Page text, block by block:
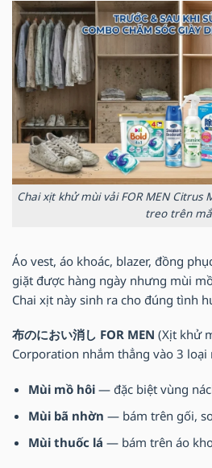
Chai xịt khử mùi vải FOR MEN Citrus
treo trên
Áo vest, áo khoác, blazer, đồng
giặt được hàng ngày nhưng mùi
Chai xịt này sinh ra cho đúng tình
布のにおい消し FOR MEN (Xịt khử
Corporation nhắm thẳng vào 3 loại
Mùi mồ hôi— đặc biệt vùng
Mùi bã nhờn — bám trên gối,
Mùi thuốc lá — bám trên áo